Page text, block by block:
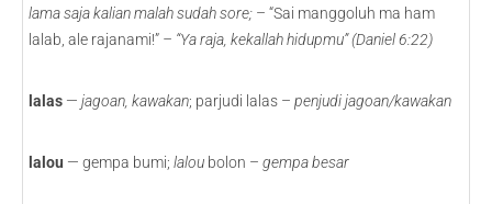
lama saja kalian malah sudah sore; – “Sai manggoluh ma ham
lalab, ale rajanami!” – “Ya raja, kekallah hidupmu” (Daniel 6:22)
lalas — jagoan, kawakan; parjudi lalas – penjudi jagoan/kawakan
lalou — gempa bumi; lalou bolon – gempa besar